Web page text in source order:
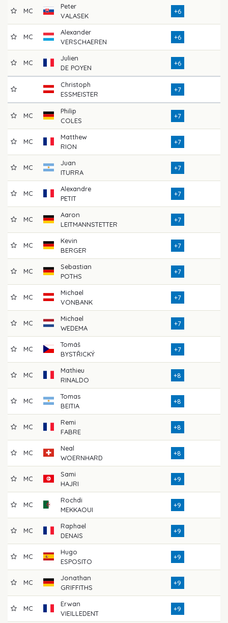
MC
Peter
VALASEK
+6
MC
Alexander
VERSCHAEREN
+6
MC
Julien
DE POYEN
+6
Christoph
ESSMEISTER
+7
MC
Philip
COLES
+7
MC
Matthew
RION
+7
MC
Juan
ITURRA
+7
MC
Alexandre
PETIT
+7
MC
Aaron
LEITMANNSTETTER
+7
MC
Kevin
BERGER
+7
MC
Sebastian
POTHS
+7
MC
Michael
VONBANK
+7
MC
Michael
WEDEMA
+7
MC
Tomáš
BYSTŘICKÝ
+7
MC
Mathieu
RINALDO
+8
MC
Tomas
BEITIA
+8
MC
Remi
FABRE
+8
MC
Neal
WOERNHARD
+8
MC
Sami
HAJRI
+9
MC
Rochdi
MEKKAOUI
+9
MC
Raphael
DENAIS
+9
MC
Hugo
ESPOSITO
+9
MC
Jonathan
GRIFFITHS
+9
MC
Erwan
VIEILLEDENT
+9